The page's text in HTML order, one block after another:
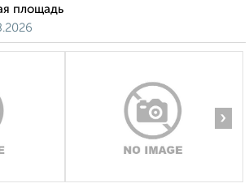
площадь
›